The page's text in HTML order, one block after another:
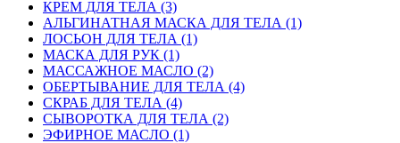
КРЕМ ДЛЯ ТЕЛА (3)
АЛЬГИНАТНАЯ МАСКА ДЛЯ ТЕЛА (1)
ЛОСЬОН ДЛЯ ТЕЛА (1)
МАСКА ДЛЯ РУК (1)
МАССАЖНОЕ МАСЛО (2)
ОБЕРТЫВАНИЕ ДЛЯ ТЕЛА (4)
СКРАБ ДЛЯ ТЕЛА (4)
СЫВОРОТКА ДЛЯ ТЕЛА (2)
ЭФИРНОЕ МАСЛО (1)